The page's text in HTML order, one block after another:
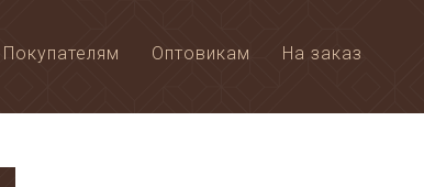
Покупателям Оптовикам На заказ